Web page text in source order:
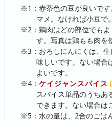
※1：赤茶色の豆が良いで
マメ。なければ小豆で。
※2：鶏肉はどの部位でも
す。写真は鶏もも肉を
※3：おろしにんにくは、
味しいです。ない場合
よいです。
※4：ケイジャンスパイス
スパイス単品のうちあ
できます。ない場合は
※5：水の量は、2合のごは